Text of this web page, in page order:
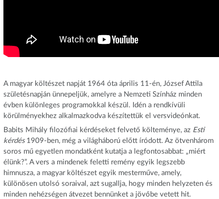
A magyar költészet napját 1964 óta április 11-én, József Attila
születésnapján ünnepeljük, amelyre a Nemzeti Színház minden
évben különleges programokkal készül. Idén a rendkívüli
körülményekhez alkalmazkodva készítettük el versvideónkat.
Babits Mihály filozófiai kérdéseket felvető költeménye, az Esti
kérdés1909-ben, még a világháború előtt íródott. Az ötvenhárom
soros mű egyetlen mondatként kutatja a legfontosabbat: „miért
élünk?”. A vers a mindenek feletti remény egyik legszebb
himnusza, a magyar költészet egyik mesterműve, amely,
különösen utolsó soraival, azt sugallja, hogy minden helyzeten és
minden nehézségen átvezet bennünket a jövőbe vetett hit.